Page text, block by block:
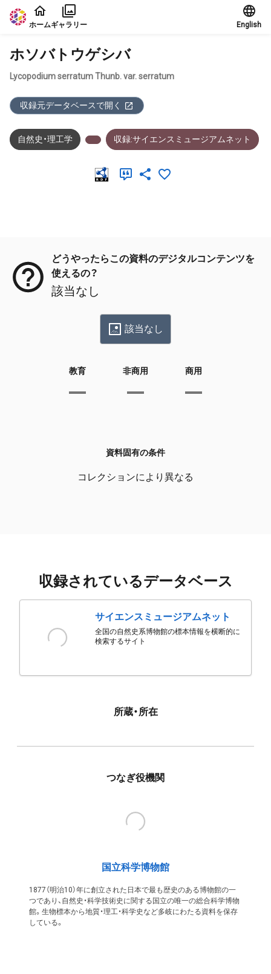
本文に飛ぶ
ホームギャラリー English
ホソバトウゲシバ
Lycopodium serratum Thunb. var. serratum
収録元データベースで開く
自然史・理工学 収録:サイエンスミュージアムネット
どうやったらこの資料のデジタルコンテンツを
使えるの？
該当なし
該当なし
教育 非商用 商用
資料固有の条件
コレクションにより異なる
収録されているデータベース
サイエンスミュージアムネット
全国の自然史系博物館の標本情報を横断的に
検索するサイト
所蔵・所在
つなぎ役機関
国立科学博物館
1877（明治10）年に創立された日本で最も歴史のある博物館の一
つであり、自然史・科学技術史に関する国立の唯一の総合科学博物
館。生物標本から地質・理工・科学史など多岐にわたる資料を保存
している。